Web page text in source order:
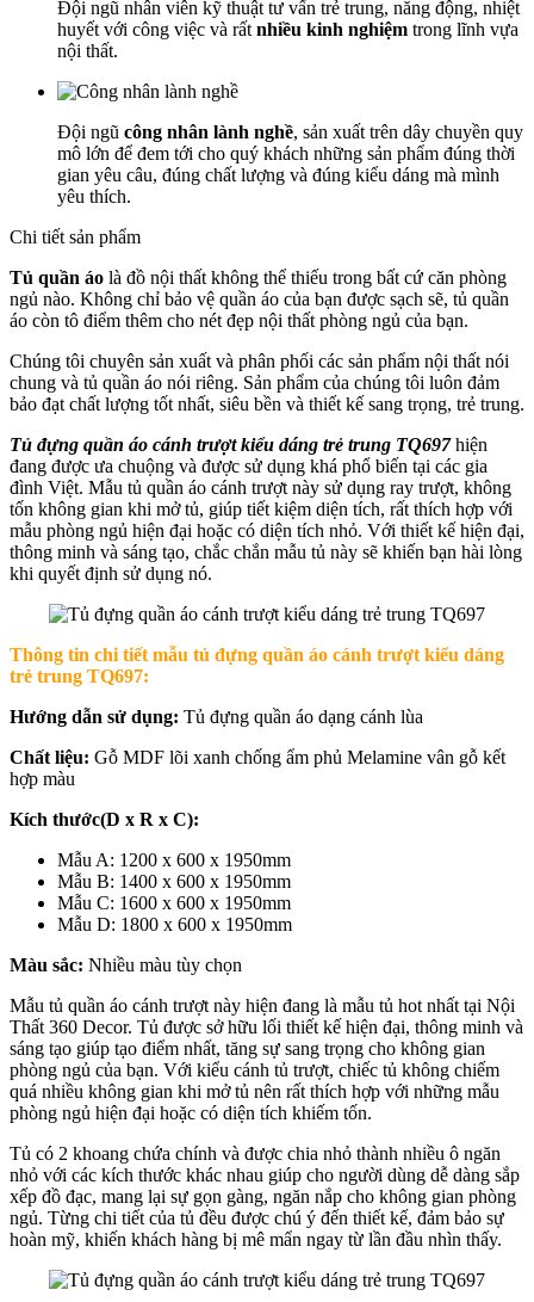
Đội ngũ nhân viên kỹ thuật tư vấn trẻ trung, năng động, nhiệt
huyết với công việc và rất nhiều kinh nghiệm trong lĩnh vựa
nội thất.
Đội ngũ công nhân lành nghề, sản xuất trên dây chuyền quy
mô lớn để đem tới cho quý khách những sản phẩm đúng thời
gian yêu câu, đúng chất lượng và đúng kiểu dáng mà mình
yêu thích.
Chi tiết sản phẩm
Tủ quần áo là đồ nội thất không thể thiếu trong bất cứ căn phòng
ngủ nào. Không chỉ bảo vệ quần áo của bạn được sạch sẽ, tủ quần
áo còn tô điểm thêm cho nét đẹp nội thất phòng ngủ của bạn.
Chúng tôi chuyên sản xuất và phân phối các sản phẩm nội thất nói
chung và tủ quần áo nói riêng. Sản phẩm của chúng tôi luôn đảm
bảo đạt chất lượng tốt nhất, siêu bền và thiết kế sang trọng, trẻ trung.
Tủ đựng quần áo cánh trượt kiểu dáng trẻ trung TQ697 hiện
đang được ưa chuộng và được sử dụng khá phổ biến tại các gia
đình Việt. Mẫu tủ quần áo cánh trượt này sử dụng ray trượt, không
tốn không gian khi mở tủ, giúp tiết kiệm diện tích, rất thích hợp với
mẫu phòng ngủ hiện đại hoặc có diện tích nhỏ. Với thiết kế hiện đại,
thông minh và sáng tạo, chắc chắn mẫu tủ này sẽ khiến bạn hài lòng
khi quyết định sử dụng nó.
Thông tin chi tiết mẫu tủ đựng quần áo cánh trượt kiểu dáng
trẻ trung TQ697:
Hướng dẫn sử dụng: Tủ đựng quần áo dạng cánh lùa
Chất liệu: Gỗ MDF lõi xanh chống ẩm phủ Melamine vân gỗ kết
hợp màu
Kích thước(D x R x C):
Mẫu A: 1200 x 600 x 1950mm
Mẫu B: 1400 x 600 x 1950mm
Mẫu C: 1600 x 600 x 1950mm
Mẫu D: 1800 x 600 x 1950mm
Màu sắc: Nhiều màu tùy chọn
Mẫu tủ quần áo cánh trượt này hiện đang là mẫu tủ hot nhất tại Nội
Thất 360 Decor. Tủ được sở hữu lối thiết kế hiện đại, thông minh và
sáng tạo giúp tạo điểm nhất, tăng sự sang trọng cho không gian
phòng ngủ của bạn. Với kiểu cánh tủ trượt, chiếc tủ không chiếm
quá nhiều không gian khi mở tủ nên rất thích hợp với những mẫu
phòng ngủ hiện đại hoặc có diện tích khiếm tốn.
Tủ có 2 khoang chứa chính và được chia nhỏ thành nhiều ô ngăn
nhỏ với các kích thước khác nhau giúp cho người dùng dễ dàng sắp
xếp đồ đạc, mang lại sự gọn gàng, ngăn nắp cho không gian phòng
ngủ. Từng chi tiết của tủ đều được chú ý đến thiết kế, đảm bảo sự
hoàn mỹ, khiến khách hàng bị mê mẩn ngay từ lần đầu nhìn thấy.